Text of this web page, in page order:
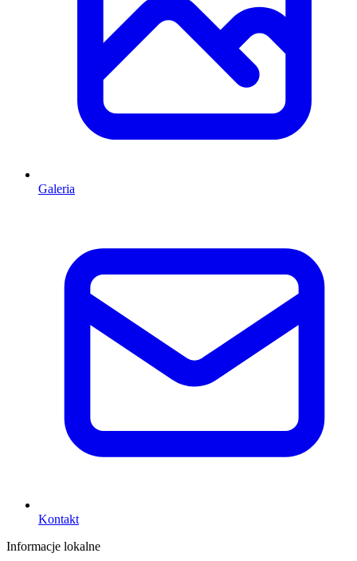
Galeria
Kontakt
Informacje lokalne